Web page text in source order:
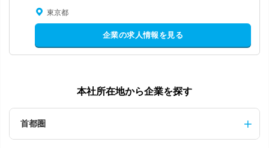
東京都
企業の求人情報を見る
本社所在地から企業を探す
首都圏